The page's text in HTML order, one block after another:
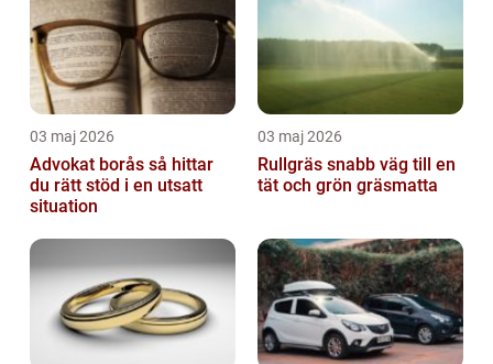
03 maj 2026
Advokat borås så hittar
du rätt stöd i en utsatt
situation
03 maj 2026
Rullgräs snabb väg till en
tät och grön gräsmatta